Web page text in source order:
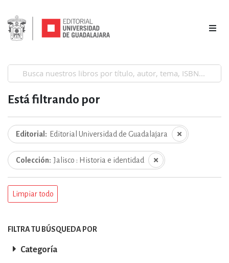
Está filtrando por
Editorial Editorial Universidad de Guadalajara
Colección Jalisco : Historia e identidad
Limpiar todo
FILTRA TU BÚSQUEDA POR
Categoría